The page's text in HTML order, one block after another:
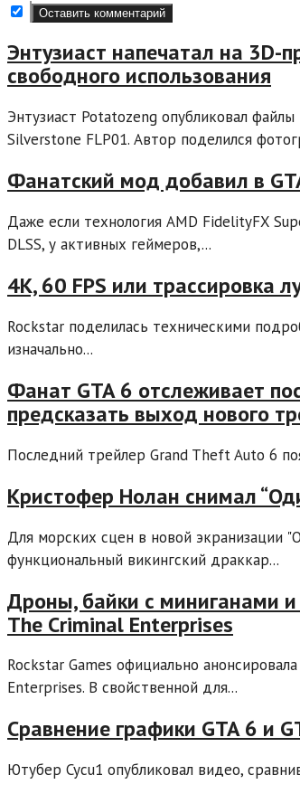
Энтузиаст напечатал на
свободного использования
Энтузиаст Potatozeng опубликовал
Silverstone FLP01. Автор поделился
Фанатский мод добавил в
Даже если технология AMD FidelityFX
DLSS, у активных геймеров,...
4K, 60 FPS или трассировка
Rockstar поделилась техническими
изначально...
Фанат GTA 6 отслеживает
предсказать выход нового
Последний трейлер Grand Theft Auto 6
Кристофер Нолан снимал
Для морских сцен в новой экранизации
функциональный викингский драккар...
Дроны, байки с миниганами
The Criminal Enterprises
Rockstar Games официально
Enterprises. В свойственной для...
Сравнение графики GTA 6 и
Ютубер Cycu1 опубликовал видео,